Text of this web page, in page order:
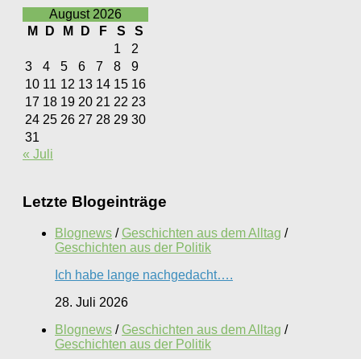
August 2026
M
D M D F S
S
1
2
3
4 5 6 7 8
9
10 11 12 13 14 15 16
17 18 19 20 21 22 23
24 25 26 27 28 29 30
31
« Juli
Letzte Blogeinträge
Blognews / Geschichten aus dem Alltag /
Geschichten aus der Politik
Ich habe lange nachgedacht….
28. Juli 2026
Blognews / Geschichten aus dem Alltag /
Geschichten aus der Politik